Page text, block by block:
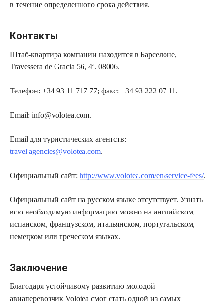
в течение определенного срока действия.
Контакты
Штаб-квартира компании находится в Барселоне,
Travessera de Gracia 56, 4ª. 08006.
Телефон: +34 93 11 717 77; факс: +34 93 222 07 11.
Email: info@volotea.com.
Email для туристических агентств:
travel.agencies@volotea.com.
Официальный сайт: http://www.volotea.com/en/service-fees/.
Официальный сайт на русском языке отсутствует. Узнать
всю необходимую информацию можно на английском,
испанском, французском, итальянском, португальском,
немецком или греческом языках.
Заключение
Благодаря устойчивому развитию молодой
авиаперевозчик Volotea смог стать одной из самых